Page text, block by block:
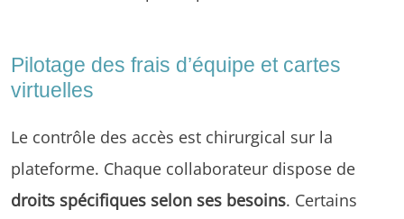
Pilotage des frais d’équipe et cartes
virtuelles
Le contrôle des accès est chirurgical sur la
plateforme. Chaque collaborateur dispose de
droits spécifiques selon ses besoins. Certains